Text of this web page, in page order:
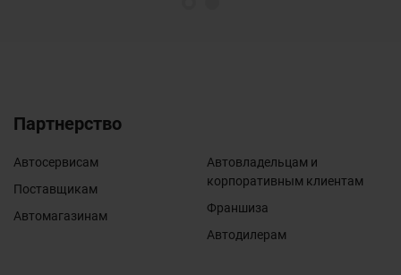
Партнерство
Автосервисам
Поставщикам
Автомагазинам
Автовладельцам и
корпоративным клиентам
Франшиза
Автодилерам